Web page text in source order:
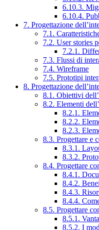
6.10.3.
6.10.4.
7. Progettazione
7.1.
7.2. User stories
7.2.1.
7.3. Flussi di
7.4. Wireframe
7.5. Prototipi
8. Progettazione
8.1. Obiettivi
8.2. Elementi
8.2.1.
8.2.2.
8.2.3.
8.3. Progettare e
8.3.1.
8.3.2.
8.4. Progettare
8.4.1.
8.4.2.
8.4.3.
8.4.4.
8.5. Progettare
8.5.1.
8.5.2. I